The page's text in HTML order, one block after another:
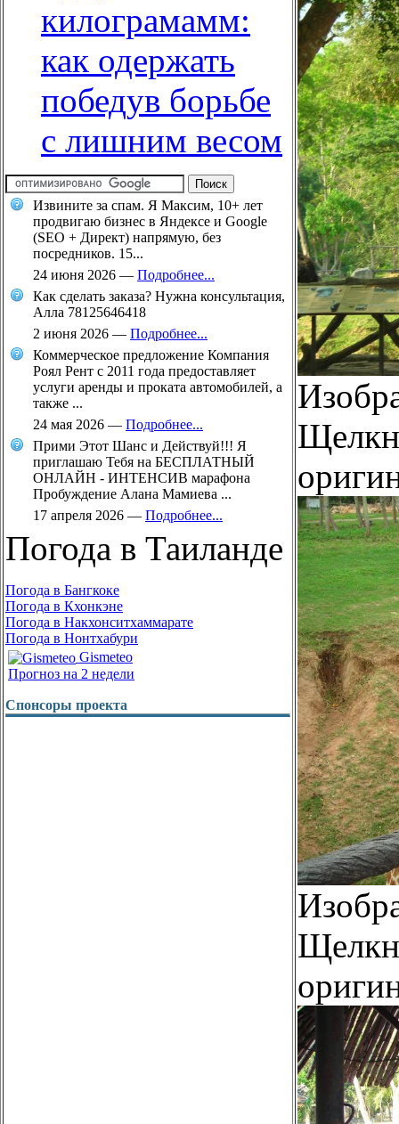
килограмамм:
как одержать
победув борьбе
с лишним весом
Извините за спам. Я Максим, 10+ лет
продвигаю бизнес в Яндексе и Google
(SEO + Директ) напрямую, без
посредников. 15...
24 июня 2026 — Подробнее...
Как сделать заказа? Нужна консультация,
Алла 78125646418
2 июня 2026 — Подробнее...
Коммерческое предложение Компания
Роял Рент с 2011 года предоставляет
услуги аренды и проката автомобилей, а
также ...
24 мая 2026 — Подробнее...
Прими Этот Шанс и Действуй!!! Я
приглашаю Тебя на БЕСПЛАТНЫЙ
ОНЛАЙН - ИНТЕНСИВ марафона
Пробуждение Алана Мамиева ...
17 апреля 2026 — Подробнее...
Погода в Таиланде
Погода в Бангкоке
Погода в Кхонкэне
Погода в Накхонситхаммарате
Погода в Нонтхабури
Gismeteo
Прогноз на 2 недели
Спонсоры проекта